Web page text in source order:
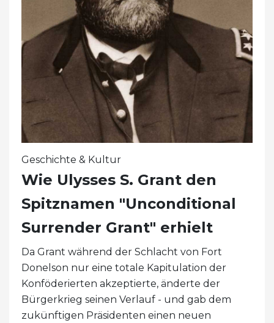
Geschichte & Kultur
Wie Ulysses S. Grant den
Spitznamen "Unconditional
Surrender Grant" erhielt
Da Grant während der Schlacht von Fort
Donelson nur eine totale Kapitulation der
Konföderierten akzeptierte, änderte der
Bürgerkrieg seinen Verlauf - und gab dem
zukünftigen Präsidenten einen neuen